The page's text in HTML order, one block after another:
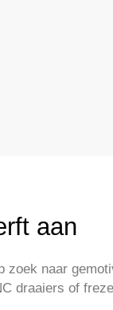
aan
zoek naar
draaiers of